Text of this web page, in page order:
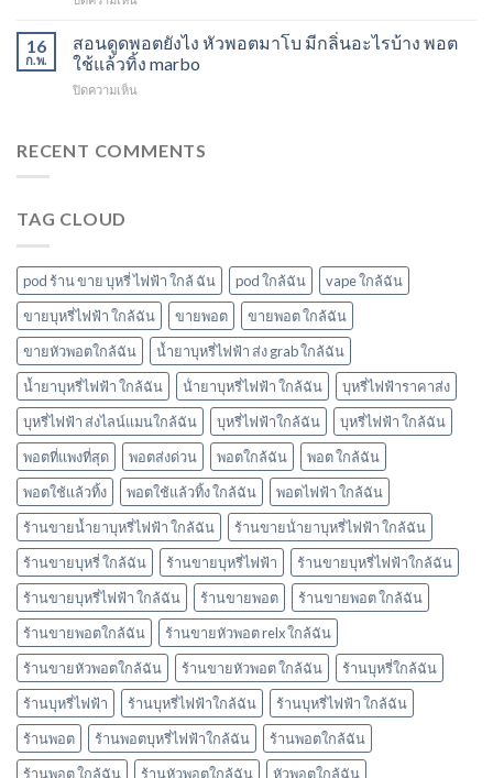
กลิ่น
พอ
ตมา
ขาย
ใช้
แล้ว
ใกล้
พอต
ชาร์จ
นาที
puff
switch
พอต
ใช้
แล้ว
sparkling
16
ก.พ.
สอนดูดพอตยังไง หัวพอตมาโบ มีกลิ่นอะไรบ้าง พอต
ใช้แล้วทิ้ง marbo
ปิดความเห็น
พอ
โบ
มี
กลิ่น
อะไร
พอต
ใช้
แล้ว
ทิ้ง
marbo
RECENT COMMENTS
TAG CLOUD
pod ร้าน ขาย บุหรี่ ไฟฟ้า ใกล้ ฉัน pod ใกล้ฉัน
vape ใกล้ฉัน
ขายบุหรี่ไฟฟ้า ใกล้ฉัน
ขายพอต
ขายพอต ใกล้ฉัน
ขายหัวพอตใกล้ฉัน
น้ำยาบุหรี่ไฟฟ้า ส่ง grab ใกล้ฉัน
น้ำยาบุหรี่ไฟฟ้า ใกล้ฉัน
น้ํายาบุหรี่ไฟฟ้า ใกล้ฉัน
บุหรี่ไฟฟ้าราคาส่ง
บุหรี่ไฟฟ้า ส่งไลน์แมนใกล้ฉัน
บุหรี่ไฟฟ้าใกล้ฉัน
บุหรี่ไฟฟ้า ใกล้ฉัน
พอตที่แพงที่สุด
พอตส่งด่วน พอตใกล้ฉัน
พอต ใกล้ฉัน
พอตใช้แล้วทิ้ง
พอตใช้แล้วทิ้ง ใกล้ฉัน
พอตไฟฟ้า ใกล้ฉัน
ร้านขายน้ำยาบุหรี่ไฟฟ้า ใกล้ฉัน
ร้านขายน้ํายาบุหรี่ไฟฟ้า ใกล้ฉัน
ร้านขายบุหรี่ ใกล้ฉัน
ร้านขายบุหรี่ไฟฟ้า
ร้านขายบุหรี่ไฟฟ้าใกล้ฉัน
ร้านขายบุหรี่ไฟฟ้า ใกล้ฉัน
ร้านขายพอต
ร้านขายพอต ใกล้ฉัน
ร้านขายพอตใกล้ฉัน
ร้านขายหัวพอต relx ใกล้ฉัน
ร้านขายหัวพอตใกล้ฉัน
ร้านขายหัวพอต ใกล้ฉัน
ร้านบุหรี่ใกล้ฉัน
ร้านบุหรี่ไฟฟ้า
ร้านบุหรี่ไฟฟ้าใกล้ฉัน
ร้านบุหรี่ไฟฟ้า ใกล้ฉัน
ร้านพอต
ร้านพอตบุหรี่ไฟฟ้าใกล้ฉัน
ร้านพอตใกล้ฉัน
ร้านพอต ใกล้ฉัน
ร้านหัวพอตใกล้ฉัน หัวพอตใกล้ฉัน